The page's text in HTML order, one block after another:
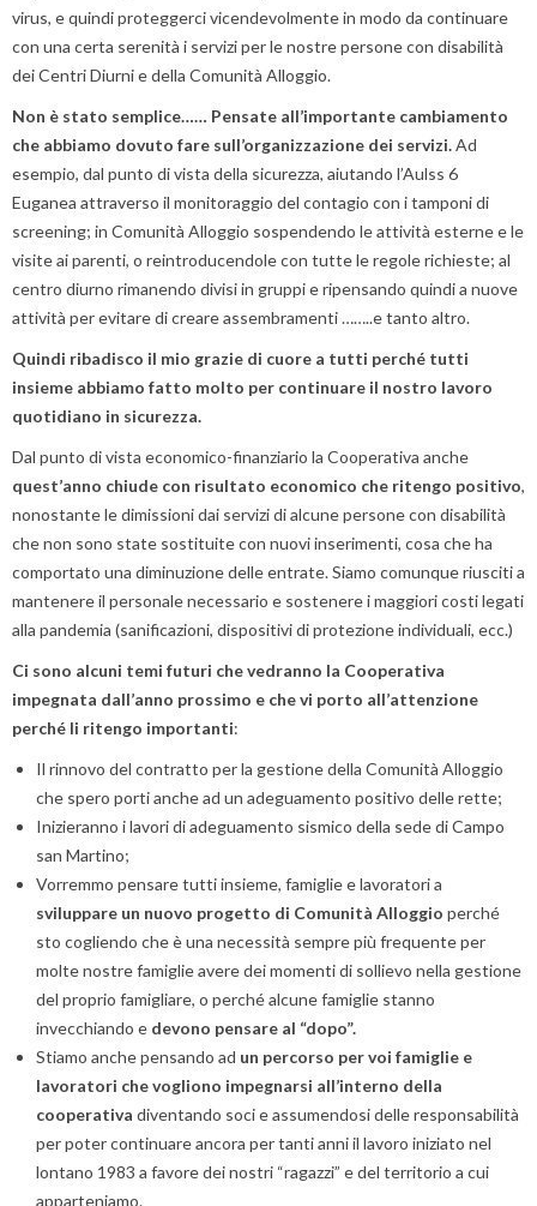
virus, e quindi proteggerci vicendevolmente in modo da continuare
con una certa serenità i servizi per le nostre persone con disabilità
dei Centri Diurni e della Comunità Alloggio.
Non è stato semplice…… Pensate all’importante cambiamento
che abbiamo dovuto fare sull’organizzazione dei servizi.Ad
esempio, dal punto di vista della sicurezza, aiutando l’Aulss 6
Euganea attraverso il monitoraggio del contagio con i tamponi di
screening; in Comunità Alloggio sospendendo le attività esterne e le
visite ai parenti, o reintroducendole con tutte le regole richieste; al
centro diurno rimanendo divisi in gruppi e ripensando quindi a nuove
attività per evitare di creare assembramenti ……..e tanto altro.
Quindi ribadisco il mio grazie di cuore a tutti perché tutti
insieme abbiamo fatto molto per continuare il nostro lavoro
quotidiano in sicurezza.
Dal punto di vista economico-finanziario la Cooperativa anche
quest’anno chiude con risultato economico che ritengo positivo,
nonostante le dimissioni dai servizi di alcune persone con disabilità
che non sono state sostituite con nuovi inserimenti, cosa che ha
comportato una diminuzione delle entrate. Siamo comunque riusciti a
mantenere il personale necessario e sostenere i maggiori costi legati
alla pandemia (sanificazioni, dispositivi di protezione individuali, ecc.)
Ci sono alcuni temi futuri che vedranno la Cooperativa
impegnata dall’anno prossimo e che vi porto all’attenzione
perché li ritengo importanti:
Il rinnovo del contratto per la gestione della Comunità Alloggio
che spero porti anche ad un adeguamento positivo delle rette;
Inizieranno i lavori di adeguamento sismico della sede di Campo
san Martino;
Vorremmo pensare tutti insieme, famiglie e lavoratori a
sviluppare un nuovo progetto di Comunità Alloggio perché
sto cogliendo che è una necessità sempre più frequente per
molte nostre famiglie avere dei momenti di sollievo nella gestione
del proprio famigliare, o perché alcune famiglie stanno
invecchiando e devono pensare al “dopo”.
Stiamo anche pensando ad un percorso per voi famiglie e
lavoratori che vogliono impegnarsi all’interno della
cooperativa diventando soci e assumendosi delle responsabilità
per poter continuare ancora per tanti anni il lavoro iniziato nel
lontano 1983 a favore dei nostri “ragazzi” e del territorio a cui
apparteniamo.